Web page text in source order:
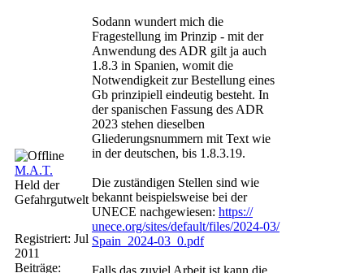
M.A.T.
Held der
Gefahrgutwelt
Registriert: Jul
2011
Beiträge:
Sodann wundert mich die
Fragestellung im Prinzip - mit der
Anwendung des ADR gilt ja auch
1.8.3 in Spanien, womit die
Notwendigkeit zur Bestellung eines
Gb prinzipiell eindeutig besteht. In
der spanischen Fassung des ADR
2023 stehen dieselben
Gliederungsnummern mit Text wie
in der deutschen, bis 1.8.3.19.
Die zuständigen Stellen sind wie
bekannt beispielsweise bei der
UNECE nachgewiesen: https://
unece.org/sites/default/files/2024-03/
Spain_2024-03_0.pdf
Falls das zuviel Arbeit ist kann die